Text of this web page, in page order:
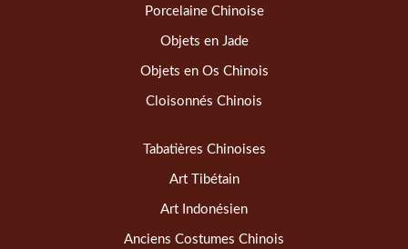
Porcelaine Chinoise
Objets en Jade
Objets en Os Chinois
Cloisonnés Chinois
Tabatières Chinoises
Art Tibétain
Art Indonésien
Anciens Costumes Chinois